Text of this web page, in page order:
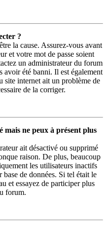
?
la cause. Assurez-vous avant
et votre mot de passe soient
un administrateur du forum
avoir été banni. Il est également
site internet ait un problème de
de la corriger.
mais ne peux à présent plus
ait désactivé ou supprimé
raison. De plus, beaucoup
les utilisateurs inactifs
de données. Si tel était le
et essayez de participer plus
forum.